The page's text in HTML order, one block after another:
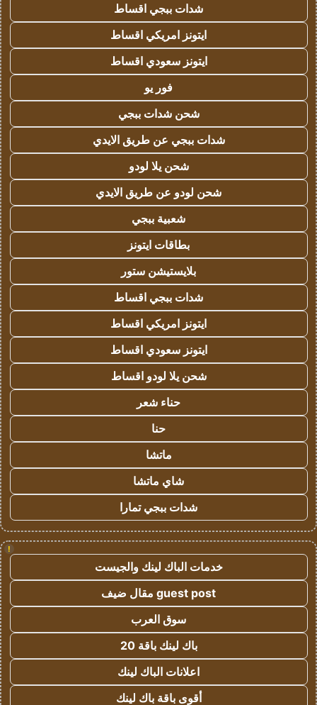
شدات ببجي اقساط
ايتونز امريكي اقساط
ايتونز سعودي اقساط
فور يو
شحن شدات ببجي
شدات ببجي عن طريق الايدي
شحن يلا لودو
شحن لودو عن طريق الايدي
شعبية ببجي
بطاقات ايتونز
بلايستيشن ستور
شدات ببجي اقساط
ايتونز امريكي اقساط
ايتونز سعودي اقساط
شحن يلا لودو اقساط
حناء شعر
حنا
ماتشا
شاي ماتشا
شدات ببجي تمارا
!
خدمات الباك لينك والجيست
guest post مقال ضيف
سوق العرب
باك لينك باقة 20
اعلانات الباك لينك
أقوى باقة باك لينك